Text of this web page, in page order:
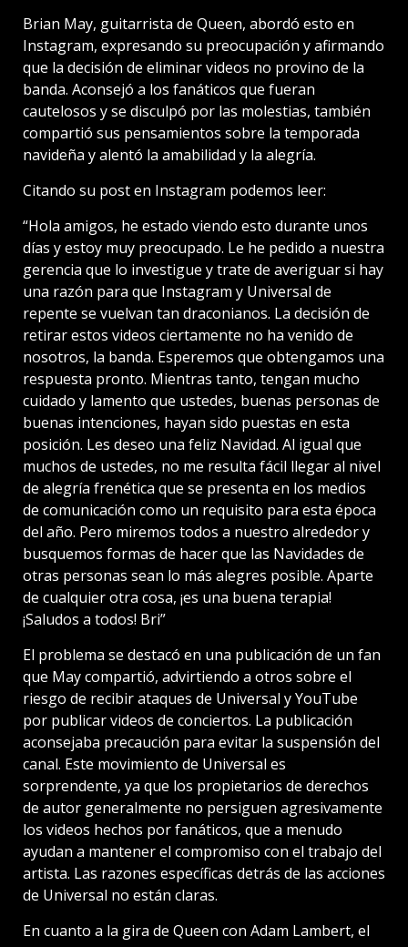
Brian May, guitarrista de Queen, abordó esto en
Instagram, expresando su preocupación y afirmando
que la decisión de eliminar videos no provino de la
banda. Aconsejó a los fanáticos que fueran
cautelosos y se disculpó por las molestias, también
compartió sus pensamientos sobre la temporada
navideña y alentó la amabilidad y la alegría.
Citando su post en Instagram podemos leer:
“Hola amigos, he estado viendo esto durante unos
días y estoy muy preocupado. Le he pedido a nuestra
gerencia que lo investigue y trate de averiguar si hay
una razón para que Instagram y Universal de
repente se vuelvan tan draconianos. La decisión de
retirar estos videos ciertamente no ha venido de
nosotros, la banda. Esperemos que obtengamos una
respuesta pronto. Mientras tanto, tengan mucho
cuidado y lamento que ustedes, buenas personas de
buenas intenciones, hayan sido puestas en esta
posición. Les deseo una feliz Navidad. Al igual que
muchos de ustedes, no me resulta fácil llegar al nivel
de alegría frenética que se presenta en los medios
de comunicación como un requisito para esta época
del año. Pero miremos todos a nuestro alrededor y
busquemos formas de hacer que las Navidades de
otras personas sean lo más alegres posible. Aparte
de cualquier otra cosa, ¡es una buena terapia!
¡Saludos a todos! Bri”
El problema se destacó en una publicación de un fan
que May compartió, advirtiendo a otros sobre el
riesgo de recibir ataques de Universal y YouTube
por publicar videos de conciertos. La publicación
aconsejaba precaución para evitar la suspensión del
canal. Este movimiento de Universal es
sorprendente, ya que los propietarios de derechos
de autor generalmente no persiguen agresivamente
los videos hechos por fanáticos, que a menudo
ayudan a mantener el compromiso con el trabajo del
artista. Las razones específicas detrás de las acciones
de Universal no están claras.
En cuanto a la gira de Queen con Adam Lambert, el